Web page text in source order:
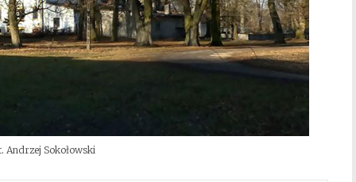
Andrzej Sokołowski